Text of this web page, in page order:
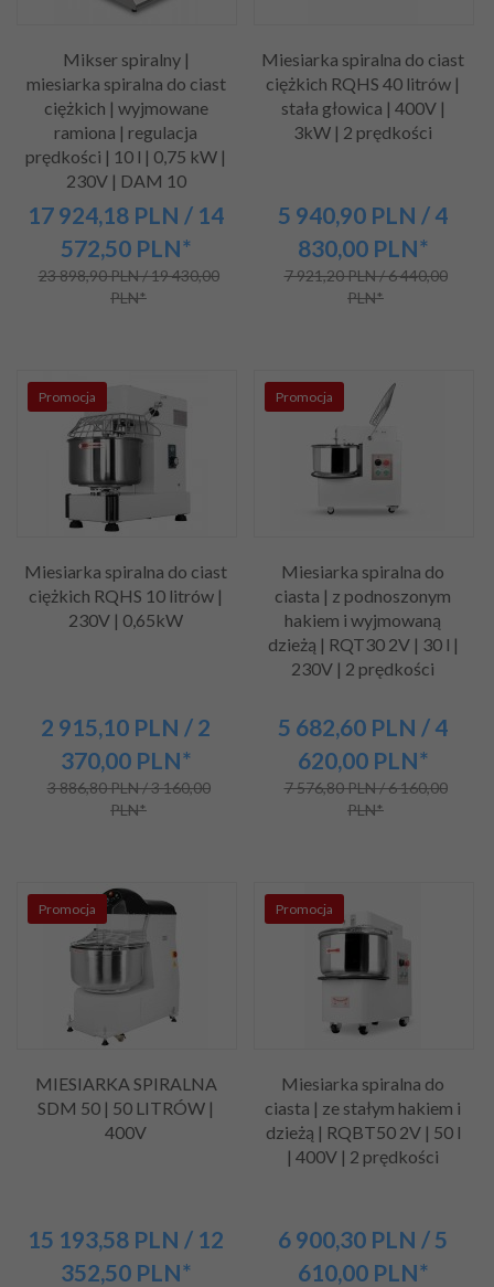
Mikser spiralny |
miesiarka spiralna do ciast
ciężkich | wyjmowane
ramiona | regulacja
prędkości | 10 l | 0,75 kW |
230V | DAM 10
17 924,18 PLN / 14
572,50 PLN*
23 898,90 PLN / 19 430,00
PLN*
Miesiarka spiralna do ciast
ciężkich RQHS 40 litrów |
stała głowica | 400V |
3kW | 2 prędkości
5 940,90 PLN / 4
830,00 PLN*
7 921,20 PLN / 6 440,00
PLN*
Promocja
Miesiarka spiralna do ciast
ciężkich RQHS 10 litrów |
230V | 0,65kW
2 915,10 PLN / 2
370,00 PLN*
3 886,80 PLN / 3 160,00
PLN*
Promocja
Miesiarka spiralna do
ciasta | z podnoszonym
hakiem i wyjmowaną
dzieżą | RQT30 2V | 30 l |
230V | 2 prędkości
5 682,60 PLN / 4
620,00 PLN*
7 576,80 PLN / 6 160,00
PLN*
Promocja
MIESIARKA SPIRALNA
SDM 50 | 50 LITRÓW |
400V
15 193,58 PLN / 12
352,50 PLN*
Promocja
Miesiarka spiralna do
ciasta | ze stałym hakiem i
dzieżą | RQBT50 2V | 50 l
| 400V | 2 prędkości
6 900,30 PLN / 5
610,00 PLN*